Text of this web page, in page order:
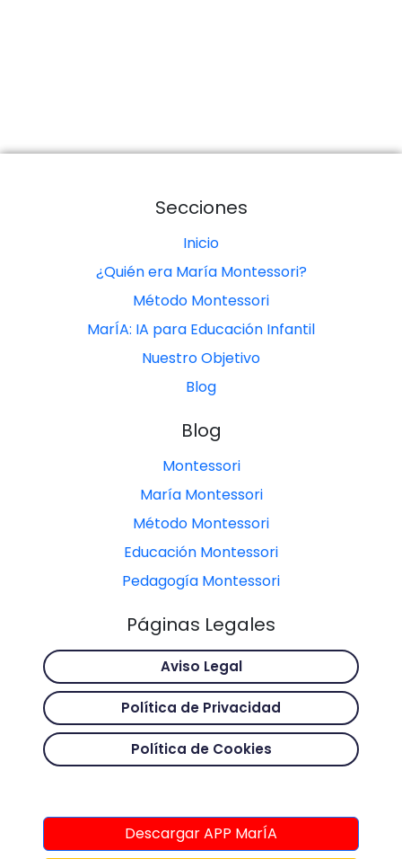
Secciones
Inicio
¿Quién era María Montessori?
Método Montessori
MarÍA: IA para Educación Infantil
Nuestro Objetivo
Blog
Blog
Montessori
María Montessori
Método Montessori
Educación Montessori
Pedagogía Montessori
Páginas Legales
Aviso Legal
Política de Privacidad
Política de Cookies
Descargar APP MarÍA